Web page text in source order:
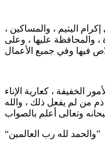
اليتيم ، والمساكين ،
والمحافظة عليها ، وعلى
الخفيفة ، كعارية الإناء
ذم من لم يفعل ذلك ، والله
“والحمد لله رب العالمين”